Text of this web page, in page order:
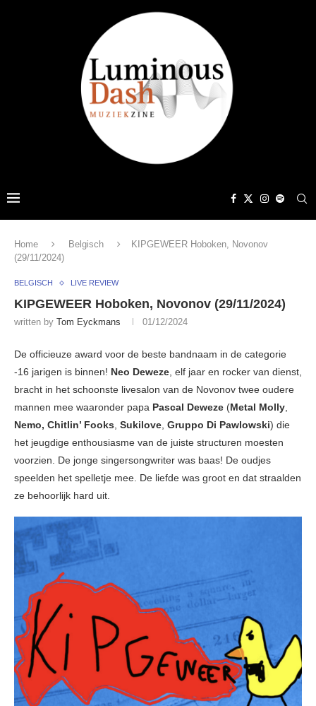
Home Belgisch
KIPGEWEER Hoboken, Novonov
(29/11/2024)
BELGISCH LIVE REVIEW
KIPGEWEER Hoboken, Novonov (29/11/2024)
written by Tom Eyckmans 01/12/2024
De officieuze award voor de beste bandnaam in de categorie
-16 jarigen is binnen! Neo Deweze, elf jaar en rocker van dienst,
bracht in het schoonste livesalon van de Novonov twee oudere
mannen mee waaronder papa Pascal Deweze (Metal Molly,
Nemo, Chitlin’ Fooks, Sukilove, Gruppo Di Pawlowski) die
het jeugdige enthousiasme van de juiste structuren moesten
voorzien. De jonge singersongwriter was baas! De oudjes
speelden het spelletje mee. De liefde was groot en dat straalden
ze behoorlijk hard uit.